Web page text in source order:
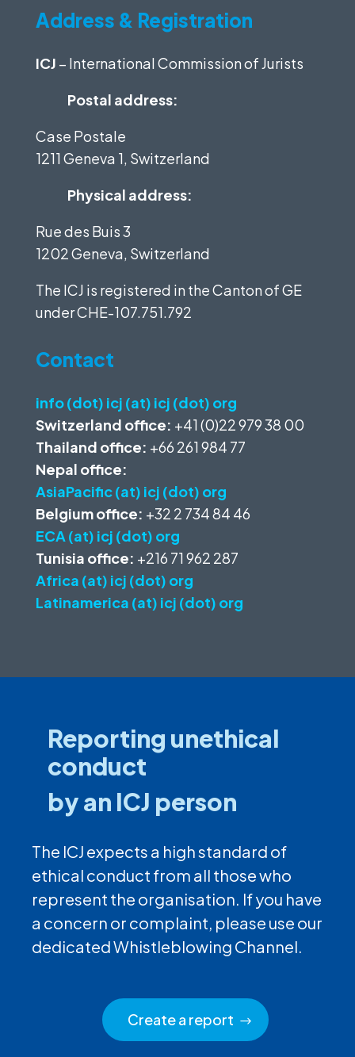
Address & Registration
ICJ – International Commission of Jurists
Postal address:
Case Postale
1211 Geneva 1, Switzerland
Physical address:
Rue des Buis 3
1202 Geneva, Switzerland
The ICJ is registered in the Canton of GE
underCHE-107.751.792
Contact
info (dot) icj (at) icj (dot) org
Switzerland office: +41 (0)22 979 38 00
Thailand office: +66 261 984 77
Nepal office:
AsiaPacific (at) icj (dot) org
Belgium office: +32 2 734 84 46
ECA (at) icj (dot) org
Tunisia office: +216 71 962 287
Africa (at) icj (dot) org
Latinamerica (at) icj (dot) org
Reporting unethical
conduct
by an ICJ person
The ICJ expects a high standard of
ethical conduct from all those who
represent the organisation. If you have
a concern or complaint, please use our
dedicated Whistleblowing Channel.
Create a report